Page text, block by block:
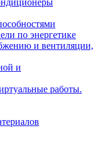
по энергетике
и вентиляции,
и
работы.